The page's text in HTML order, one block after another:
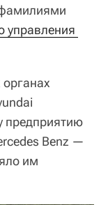
управления
предприятию
Benz —
им